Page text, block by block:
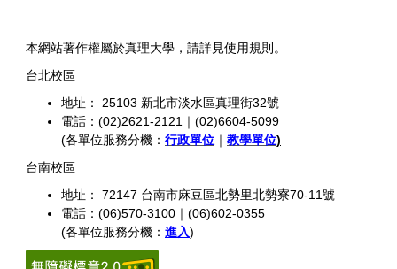
本網站著作權屬於真理大學，請詳見使用規則。
台北校區
地址： 25103 新北市淡水區真理街32號
電話：(02)2621-2121｜(02)6604-5099
(各單位服務分機： 行政單位 ｜ 教學單位)
台南校區
地址： 72147 台南市麻豆區北勢里北勢寮70-11號
電話：(06)570-3100｜(06)602-0355
(各單位服務分機： 進入)